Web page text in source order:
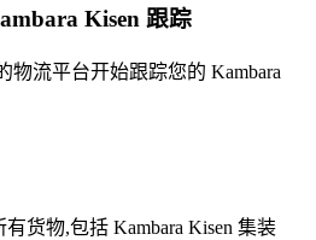
Kisen 跟踪
物流平台开始跟踪您的 Kambara
货物,包括 Kambara Kisen 集装